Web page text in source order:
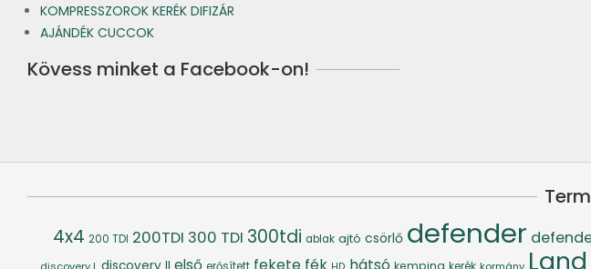
KOMPRESSZOROK KERÉK DIFIZÁR
AJÁNDÉK CUCCOK
Kövess minket a Facebook-on!
4x4 200 TDI 200TDI 300 TDI 300tdi ablak ajtó csörlő defender
első fekete kemping